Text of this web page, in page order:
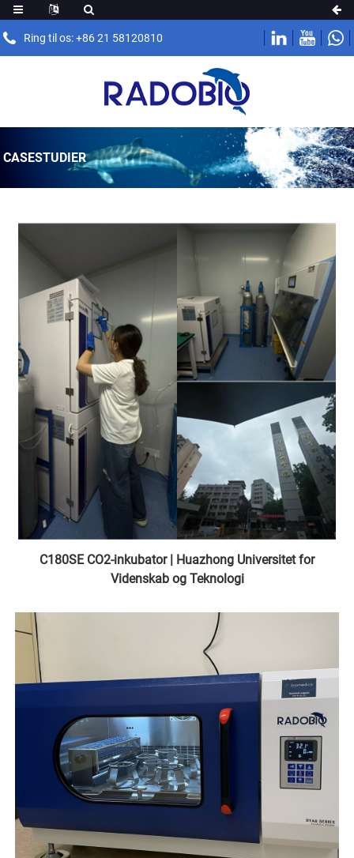
Ring til os: +86 21 58120810
CASESTUDIER
C180SE CO2-inkubator | Huazhong Universitet for
Videnskab og Teknologi